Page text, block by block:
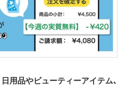
日用品やビューティーアイテム、